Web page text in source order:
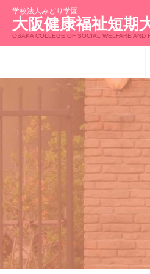
学校法人みどり学園
大阪健康福祉短期
OSAKA COLLEGE OF SOCIAL WELFARE AND